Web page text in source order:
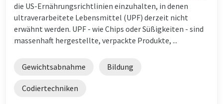
die US-Ernährungsrichtlinien einzuhalten, in denen
ultraverarbeitete Lebensmittel (UPF) derzeit nicht
erwähnt werden. UPF - wie Chips oder Süßigkeiten - sind
massenhaft hergestellte, verpackte Produkte, ...
Gewichtsabnahme Bildung
Codiertechniken